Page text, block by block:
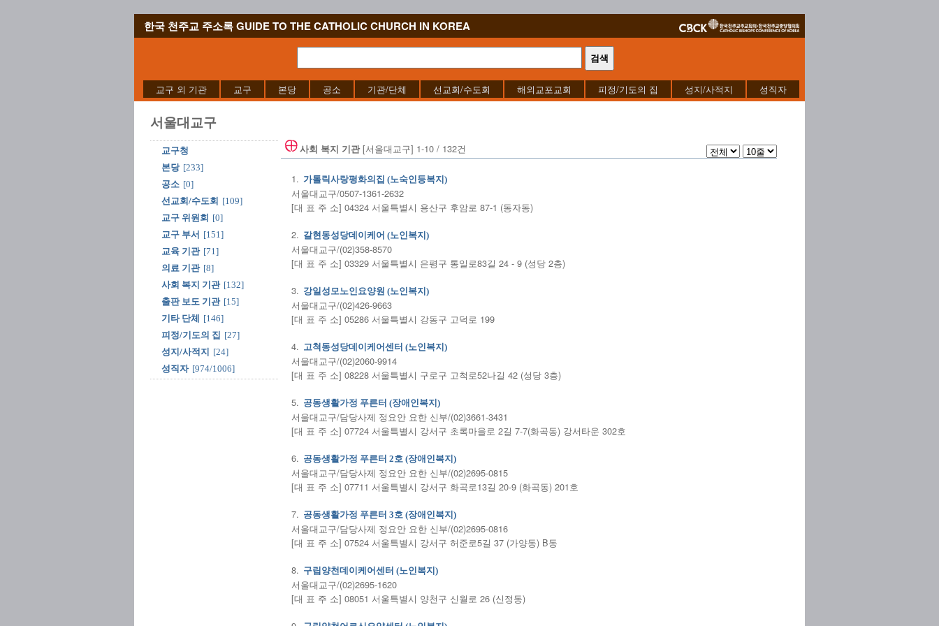
한국 천주교 주소록 GUIDE TO THE CATHOLIC CHURCH IN KOREA
교구 외 기관 교구 본당 공소 기관/단체 선교회/수도회 해외교포교회 피정/기도의 집 성지/사적지 성직자
서울대교구
교구청
본당 [233]
공소 [0]
선교회/수도회 [109]
교구 위원회 [0]
교구 부서 [151]
교육 기관 [71]
의료 기관 [8]
사회 복지 기관 [132]
출판 보도 기관 [15]
기타 단체
[146]
피정/기도의 집 [27]
성지/사적지
[24]
성직자 [974/1006]
사회 복지 기관[서울대교구] 1-10 / 132건
1. 가톨릭사랑평화의집 (노숙인등복지)
서울대교구/0507-1361-2632
[대 표 주 소] 04324 서울특별시 용산구 후암로 87-1 (동자동)
2. 갈현동성당데이케어 (노인복지)
서울대교구/(02)358-8570
[대 표 주 소] 03329 서울특별시 은평구 통일로83길 24 - 9 (성당 2층)
3. 강일성모노인요양원 (노인복지)
서울대교구/(02)426-9663
[대 표 주 소] 05286 서울특별시 강동구 고덕로 199
4. 고척동성당데이케어센터 (노인복지)
서울대교구/(02)2060-9914
[대 표 주 소] 08228 서울특별시 구로구 고척로52나길 42 (성당 3층)
5. 공동생활가정 푸른터 (장애인복지)
서울대교구/담당사제 정요안 요한 신부/(02)3661-3431
[대 표 주 소] 07724 서울특별시 강서구 초록마을로 2길 7-7(화곡동) 강서타운 302호
6. 공동생활가정 푸른터 2호 (장애인복지)
서울대교구/담당사제 정요안 요한 신부/(02)2695-0815
[대 표 주 소] 07711 서울특별시 강서구 화곡로13길 20-9 (화곡동) 201호
7. 공동생활가정 푸른터 3호 (장애인복지)
서울대교구/담당사제 정요안 요한 신부/(02)2695-0816
[대 표 주 소] 07524 서울특별시 강서구 허준로5길 37 (가양동) B동
8. 구립양천데이케어센터 (노인복지)
서울대교구/(02)2695-1620
[대 표 주 소] 08051 서울특별시 양천구 신월로 26 (신정동)